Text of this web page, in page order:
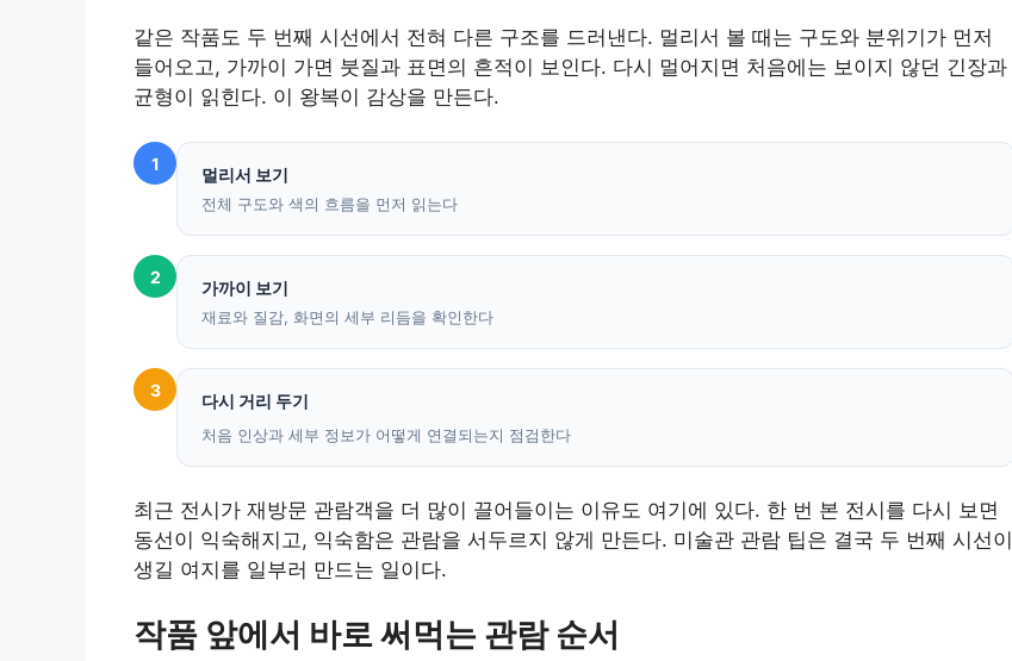
같은 작품도 두 번째 시선에서 전혀 다른 구조를 드러낸다. 멀리서 볼 때는 구도와 분위기가 먼저
들어오고, 가까이 가면 붓질과 표면의 흔적이 보인다. 다시 멀어지면 처음에는 보이지 않던 긴장과
균형이 읽힌다. 이 왕복이 감상을 만든다.
1
멀리서 보기
전체 구도와 색의 흐름을 먼저 읽는다
2
가까이 보기
재료와 질감, 화면의 세부 리듬을 확인한다
3
다시 거리 두기
처음 인상과 세부 정보가 어떻게 연결되는지 점검한다
최근 전시가 재방문 관람객을 더 많이 끌어들이는 이유도 여기에 있다. 한 번 본 전시를 다시 보면
동선이 익숙해지고, 익숙함은 관람을 서두르지 않게 만든다. 미술관 관람 팁은 결국 두 번째 시선이
생길 여지를 일부러 만드는 일이다.
작품 앞에서 바로 써먹는 관람 순서